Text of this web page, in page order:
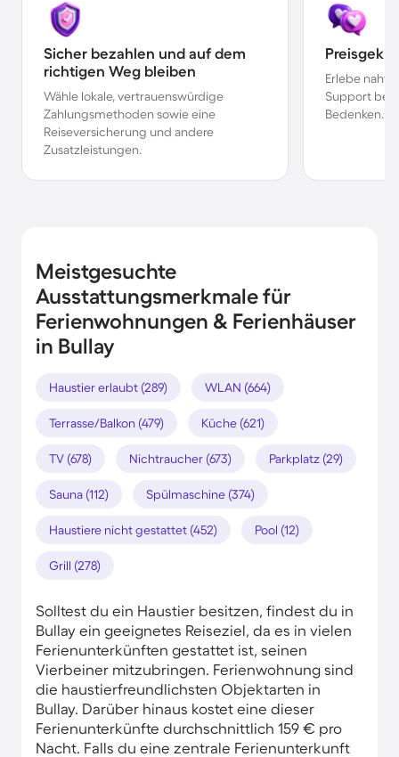
Sicher bezahlen und auf dem
richtigen Weg bleiben
Wähle lokale, vertrauenswürdige
Zahlungsmethoden sowie eine
Reiseversicherung und andere
Zusatzleistungen.
Erlebe
Support bei
Bedenken.
Meistgesuchte
Ausstattungsmerkmale für
Ferienwohnungen & Ferienhäuser
in Bullay
Haustier erlaubt (289) WLAN (664)
Terrasse/Balkon (479) Küche (621)
TV (678) Nichtraucher (673) Parkplatz (29)
Sauna (112) Spülmaschine (374)
Haustiere nicht gestattet (452) Pool (12)
Grill (278)
Solltest du ein Haustier besitzen, findest du in
Bullay ein geeignetes Reiseziel, da es in vielen
Ferienunterkünften gestattet ist, seinen
Vierbeiner mitzubringen. Ferienwohnung sind
die haustierfreundlichsten Objektarten in
Bullay. Darüber hinaus kostet eine dieser
Ferienunterkünfte durchschnittlich 159 € pro
Nacht. Falls du eine zentrale Ferienunterkunft